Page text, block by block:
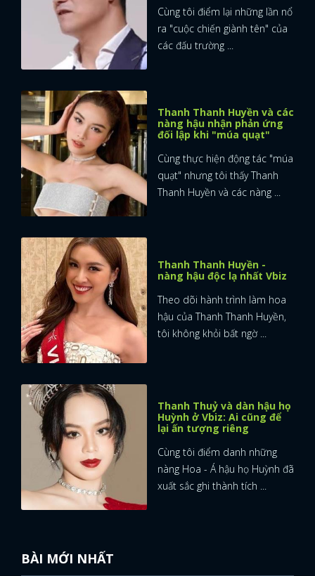
Cùng tôi điểm lại những lần nổ
ra "cuộc chiến giành tên" của
các đấu trường ...
Thanh Thanh Huyền và các
nàng hậu nhận phản ứng
đối lập khi "múa quạt"
Cùng thực hiện động tác "múa
quạt" nhưng tôi thấy Thanh
Thanh Huyền và các nàng ...
Thanh Thanh Huyền -
nàng hậu độc lạ nhất Vbiz
Theo dõi hành trình làm hoa
hậu của Thanh Thanh Huyền,
tôi không khỏi bất ngờ ...
Thanh Thuỷ và dàn hậu họ
Huỳnh ở Vbiz: Ai cũng để
lại ấn tượng riêng
Cùng tôi điểm danh những
nàng Hoa - Á hậu họ Huỳnh đã
xuất sắc ghi thành tích ...
BÀI MỚI NHẤT